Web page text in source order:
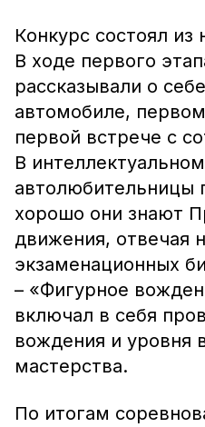
Конкурс состоял из
В ходе первого
рассказывали о
автомобиле,
первой встрече с
В
автолюбительницы
хорошо они знают
движения, отвечая
экзаменационных
– «Фигурное
включал в себя
вождения и уровня
мастерства.
По итогам